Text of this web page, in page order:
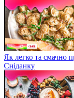
Як легко та смачно
Сніданку